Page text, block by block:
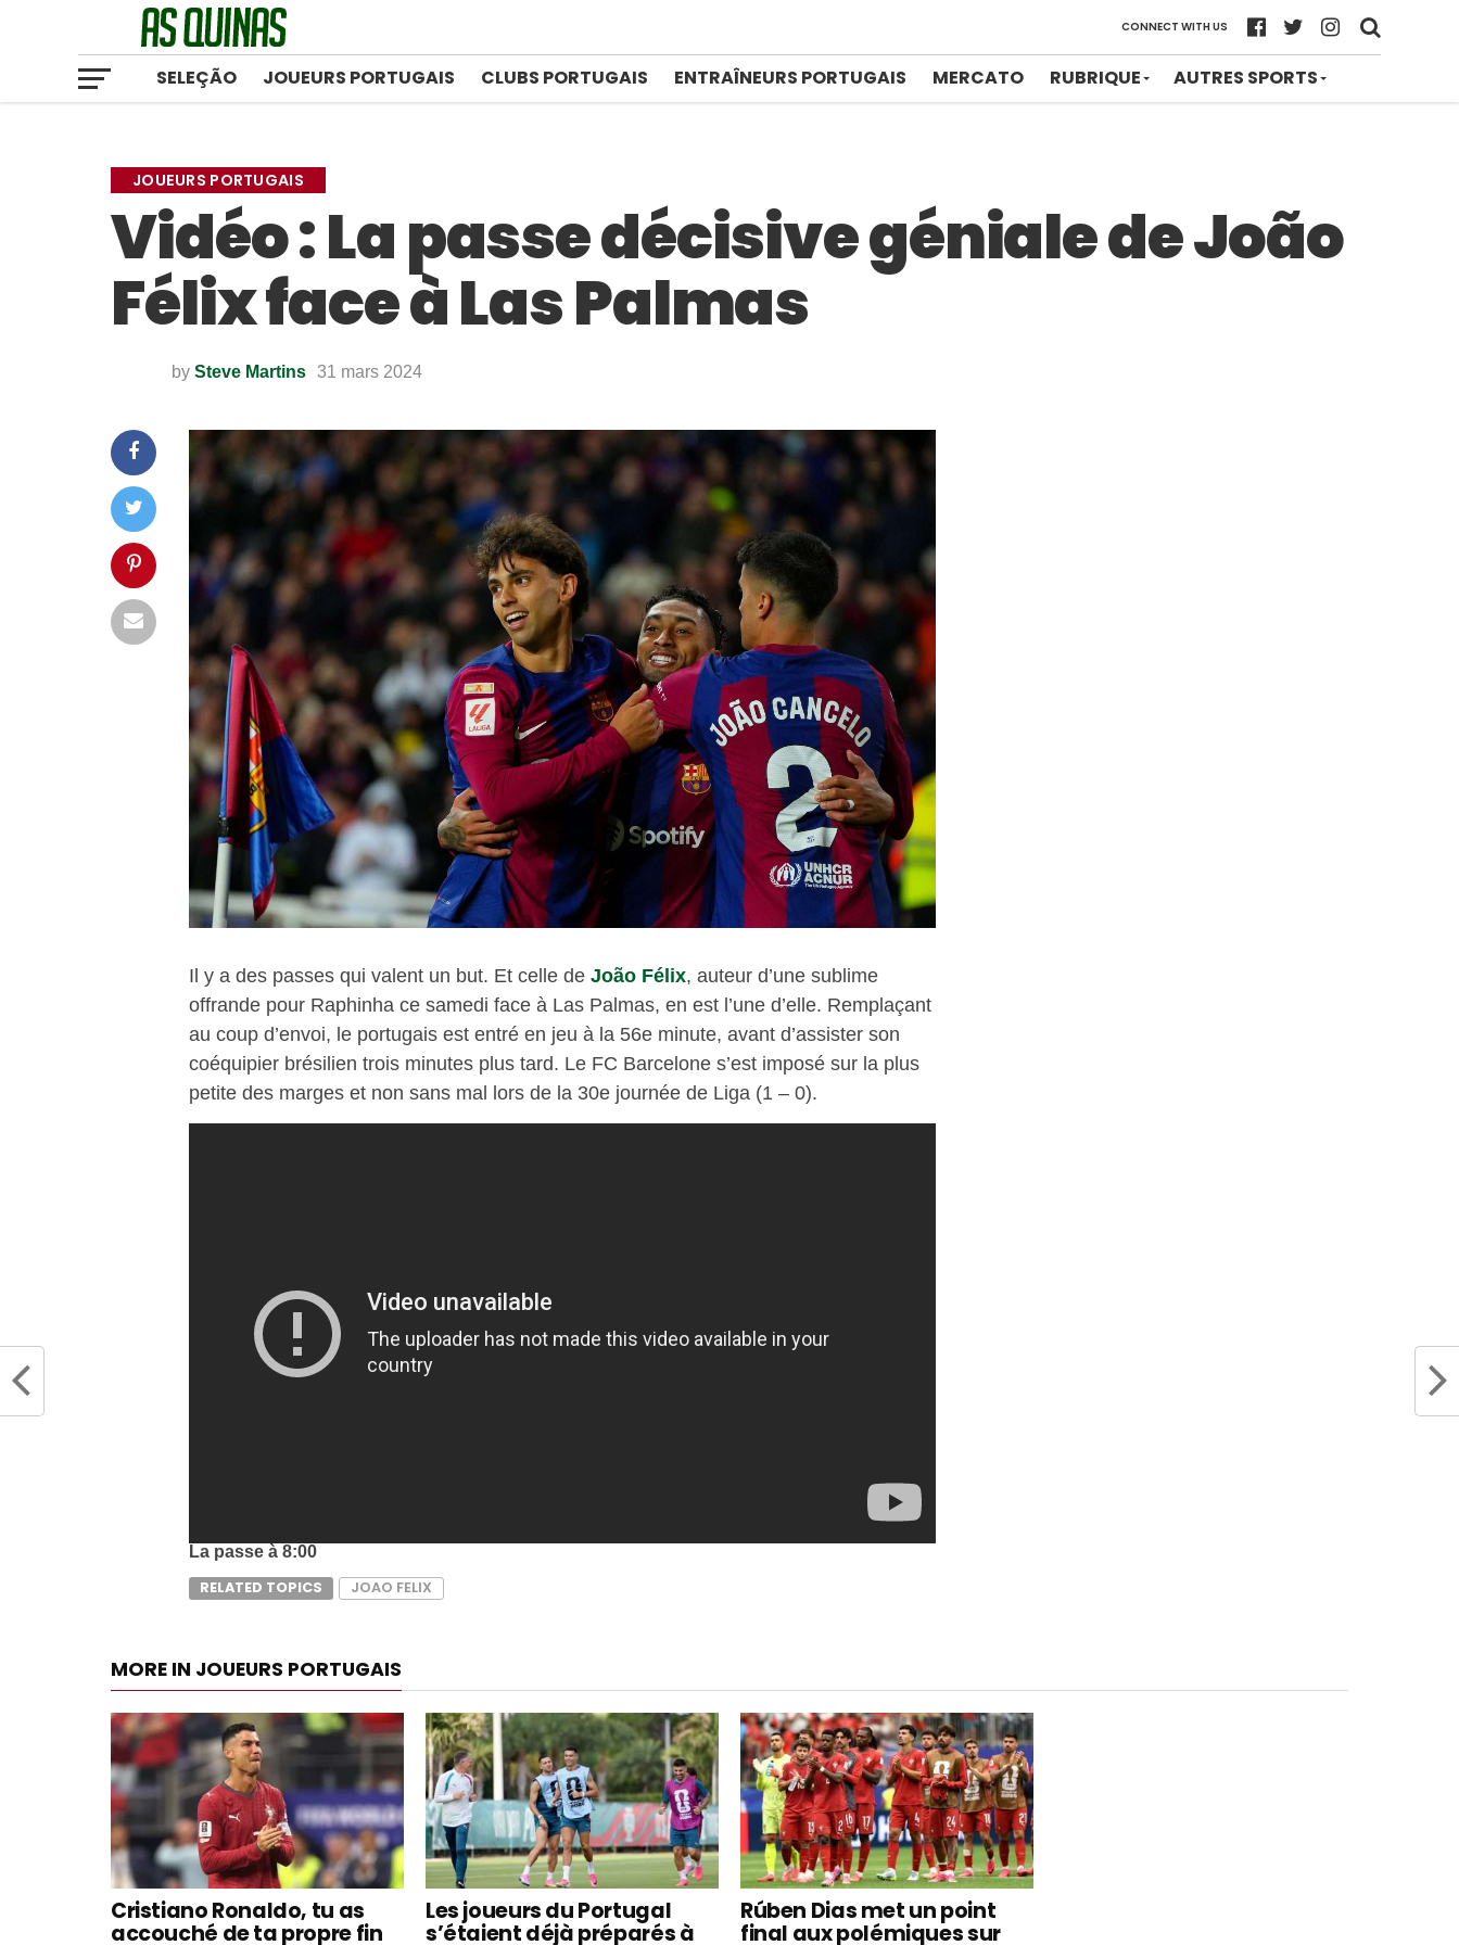
CONNECT WITH US
SELEÇÃO JOUEURS PORTUGAIS CLUBS PORTUGAIS ENTRAÎNEURS PORTUGAIS MERCATO RUBRIQUE AUTRES SPORTS
JOUEURS PORTUGAIS
Vidéo : La passe décisive géniale de João
Félix face à Las Palmas
by Steve Martins 31 mars 2024
Il y a des passes qui valent un but. Et celle de João Félix, auteur d’une sublime
offrande pour Raphinha ce samedi face à Las Palmas, en est l’une d’elle. Remplaçant
au coup d’envoi, le portugais est entré en jeu à la 56e minute, avant d’assister son
coéquipier brésilien trois minutes plus tard. Le FC Barcelone s’est imposé sur la plus
petite des marges et non sans mal lors de la 30e journée de Liga (1 – 0).
La passe à 8:00
RELATED TOPICS
JOAO FELIX
MORE IN JOUEURS PORTUGAIS
Cristiano Ronaldo, tu as
accouché de ta propre fin
Les joueurs du Portugal
s’étaient déjà préparés à
Rúben Dias met un point
final aux polémiques sur